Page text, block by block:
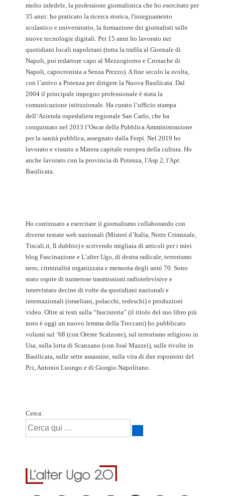
molto infedele, la professione giornalistica che ho esercitato per
35 anni: ho praticato la ricerca storica, l'insegnamento
scolastico e universitario, la formazione dei giornalisti sulle
nuove tecnologie digitali. Per 15 anni ho lavorato nei
quotidiani locali napoletani (tutta la trafila al Giornale di
Napoli, poi redattore capo al Mezzogiorno e Cronache di
Napoli, capocronista a Senza Prezzo). A fine secolo la svolta,
con l’arrivo a Potenza per dirigere la Nuova Basilicata. Dal
2004 il principale impegno professionale è stata la
comunicazione istituzionale. Ha curato l’ufficio stampa
dell’Azienda ospedaliera regionale San Carlo, che ha
conquistato nel 2013 l’Oscar della Pubblica Amministrazione
per la sanità pubblica, assegnato dalla Ferpi. Nel 2019 ho
lavorato e vissuto a Matera capitale europea della cultura. Ho
anche lavorato con la provincia di Potenza, l'Asp 2, l'Apt
Basilicata.
Ho continuato a esercitare il giornalismo collaborando con
diverse testate web nazionali (Misteri d’Italia, Notte Criminale,
Tiscali.it, Il dubbio) e scrivendo migliaia di articoli per i miei
blog Fascinazione e L’alter Ugo, di destra radicale, terrorismo
nero, criminalità organizzata e memoria degli anni 70. Sono
stato ospite di numerose trasmissioni radiotelevisive e
intervistato decine di volte da quotidiani nazionali e
internazionali (israeliani, polacchi, tedeschi) e produzioni
video. Oltre ai testi sulla “fascisteria” (il titolo del suo libro più
noto è oggi un nuovo lemma della Treccani) ho pubblicato
volumi sul ‘68 (con Oreste Scalzone), sul terrorismo religioso in
Usa, sulla lotta di Scanzano (con José Mazzei), sulle rivolte in
Basilicata, sulle sette assassine, sulla vita di due esponenti del
Pci, Antonio Luongo e di Giorgio Napolitano.
Cerca: